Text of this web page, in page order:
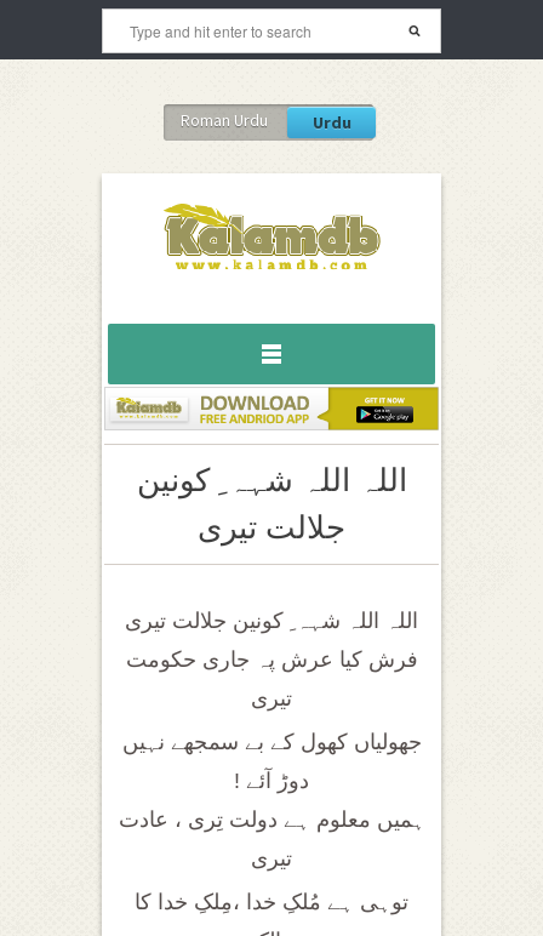
Roman Urdu Urdu
اللہ اللہ شہہ ِ کونین
جلالت تیری
اللہ اللہ شہہ ِ کونین جلالت تیری
فرش کیا عرش پہ جاری حکومت
تیری
جھولیاں کھول کے بے سمجھے نہیں
دوڑ آئے !
ہمیں معلوم ہے دولت تِری ، عادت
تیری
توہی ہے مُلکِ خدا ،مِلکِ خدا کا